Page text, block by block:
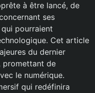
à être lancé, de
ses
pourraient
Cet article
du dernier
promettant de
le numérique.
qui redéfinira